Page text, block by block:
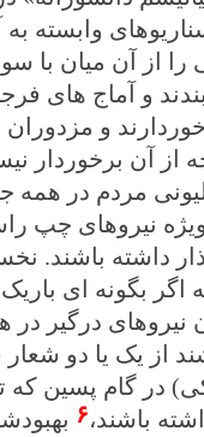
وابسته
از آن میان با
و آماج های
و
از آن برخوردار
مردم در
نیروهای چپ
داشته باشند.
بگونه ای
نیروهای درگیر
از یک یا دو شعار
در گام پسین که
باشند،۶